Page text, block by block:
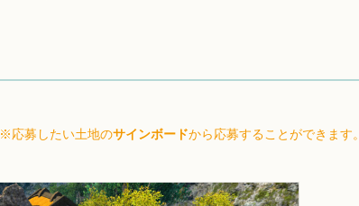
※応募したい土地のサインボードから応募することができます。